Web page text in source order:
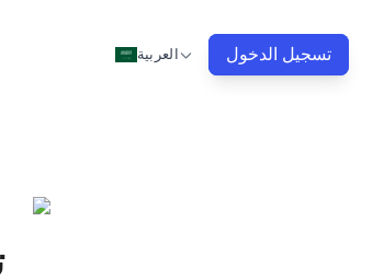
العربية تسجيل الدخول